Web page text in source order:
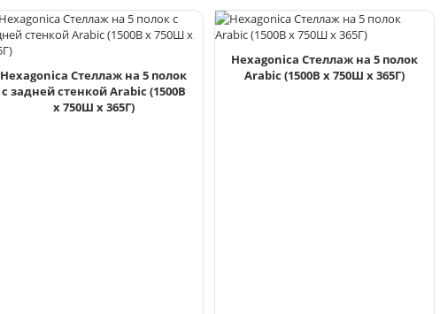
Hexagonica Стеллаж на 5 полок
с задней стенкой Arabic (1500В
х 750Ш х 365Г)
Hexagonica Стеллаж на 5 полок
Arabic (1500В х 750Ш х 365Г)